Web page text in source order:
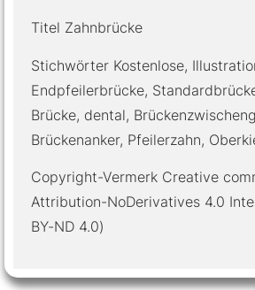
Titel Zahnbrücke
Stichwörter Kostenlose,
Endpfeilerbrücke,
Brücke, dental,
Brückenanker, Pfeilerzahn,
Copyright-Vermerk Creative
Attribution-NoDerivatives 4.0
BY-ND 4.0)